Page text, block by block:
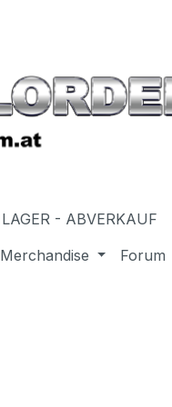
LAGER - ABVERKAUF
Merchandise Forum